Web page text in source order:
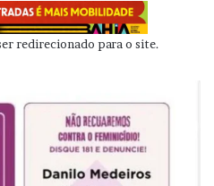
redirecionado para o site.